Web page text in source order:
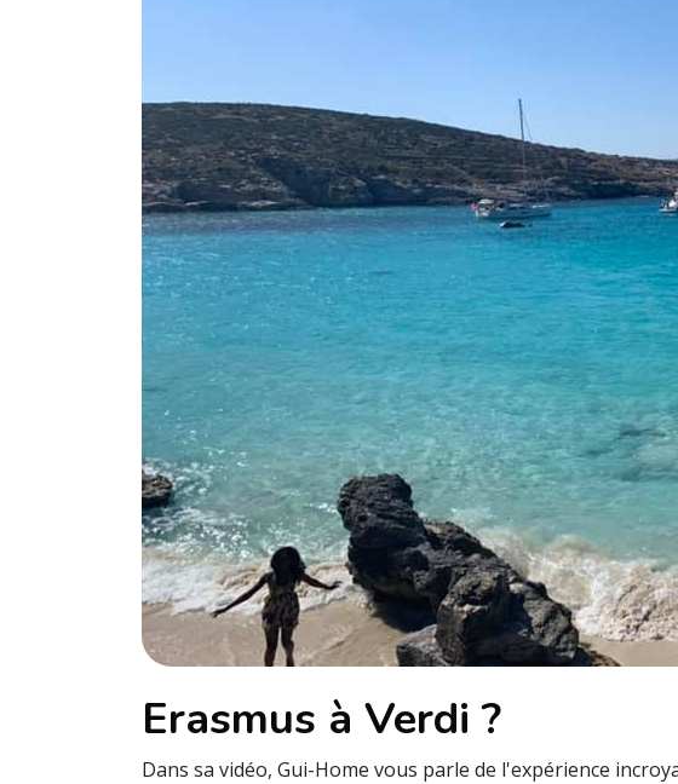
Erasmus à Verdi ?
Dans sa vidéo, Gui-Home vous parle de l'expérience